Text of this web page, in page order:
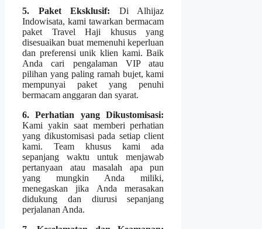
5. Paket Eksklusif: Di Alhijaz
Indowisata, kami tawarkan bermacam
paket Travel Haji khusus yang
disesuaikan buat memenuhi keperluan
dan preferensi unik klien kami. Baik
Anda cari pengalaman VIP atau
pilihan yang paling ramah bujet, kami
mempunyai paket yang penuhi
bermacam anggaran dan syarat.
6. Perhatian yang Dikustomisasi:
Kami yakin saat memberi perhatian
yang dikustomisasi pada setiap client
kami. Team khusus kami ada
sepanjang waktu untuk menjawab
pertanyaan atau masalah apa pun
yang mungkin Anda miliki,
menegaskan jika Anda merasakan
didukung dan diurusi sepanjang
perjalanan Anda.